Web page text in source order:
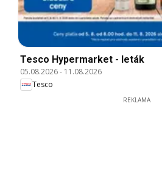
Tesco Hypermarket - leták
05.08.2026- 11.08.2026
Tesco
REKLAMA